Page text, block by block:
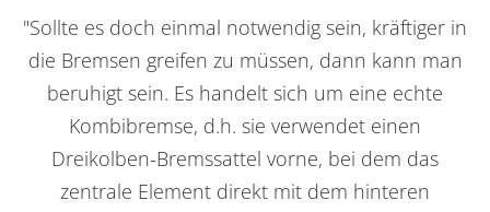
"Sollte es doch einmal notwendig sein, kräftiger in
die Bremsen greifen zu müssen, dann kann man
beruhigt sein. Es handelt sich um eine echte
Kombibremse, d.h. sie verwendet einen
Dreikolben-Bremssattel vorne, bei dem das
zentrale Element direkt mit dem hinteren